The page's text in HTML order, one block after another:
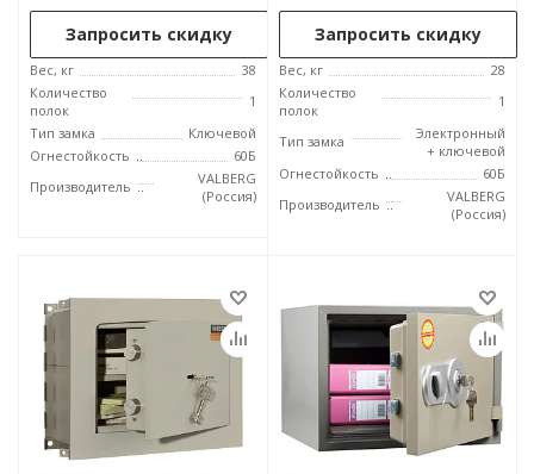
Запросить скидку
Вес, кг
38
Количество
полок
1
Тип замка
Ключевой
Огнестойкость
60Б
Производитель
VALBERG
(Россия)
Запросить скидку
Вес, кг
28
Количество
полок
1
Тип замка
Электронный
+ ключевой
Огнестойкость
60Б
Производитель
VALBERG
(Россия)